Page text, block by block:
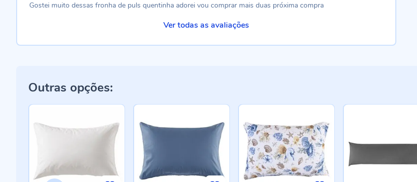
Gostei muito dessas fronha de puls quentinha adorei vou comprar mais duas próxima compra
Ver todas as avaliações
Outras opções: